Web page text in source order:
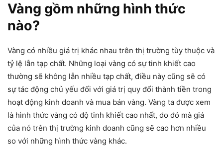
Vàng gồm những hình thức
nào?
Vàng có nhiều giá trị khác nhau trên thị trường tùy thuộc và
tỷ lệ lẫn tạp chất. Những loại vàng có sự tinh khiết cao
thường sẽ không lẫn nhiều tạp chất, điều này cũng sẽ có
sự tác động chủ yếu đối với giá trị quy đổi thành tiền trong
hoạt động kinh doanh và mua bán vàng. Vàng ta được xem
là hình thức vàng có độ tinh khiết cao nhất, do đó mà giá
của nó trên thị trường kinh doanh cũng sẽ cao hơn nhiều
so với những hình thức vàng khác.